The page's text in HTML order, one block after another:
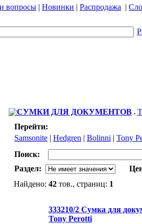
вопросы | Новинки | Распродажа |
СУМКИ ДЛЯ ДОКУМЕНТОВ
Перейти:
Samsonite | Hedgren | Bolinni | Tony
Поиск:
Раздел:
Найдено: 42 тов., страниц: 1
333210/2 Сумка для
Tony Perotti